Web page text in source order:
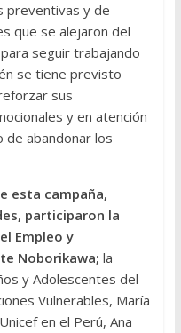
preventivas y de
que se alejaron del
seguir trabajando
se tiene previsto
sus
y en atención
de abandonar los
esta campaña,
participaron la
Empleo y
Noborikawa; la
y Adolescentes del
Vulnerables, María
en el Perú, Ana